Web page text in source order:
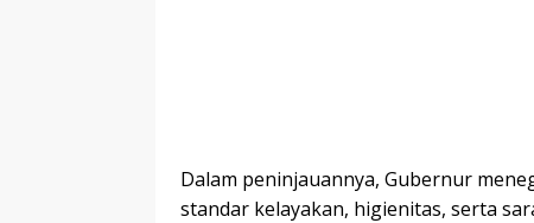
Dalam peninjauannya, Gubernur
standar kelayakan, higienitas, serta